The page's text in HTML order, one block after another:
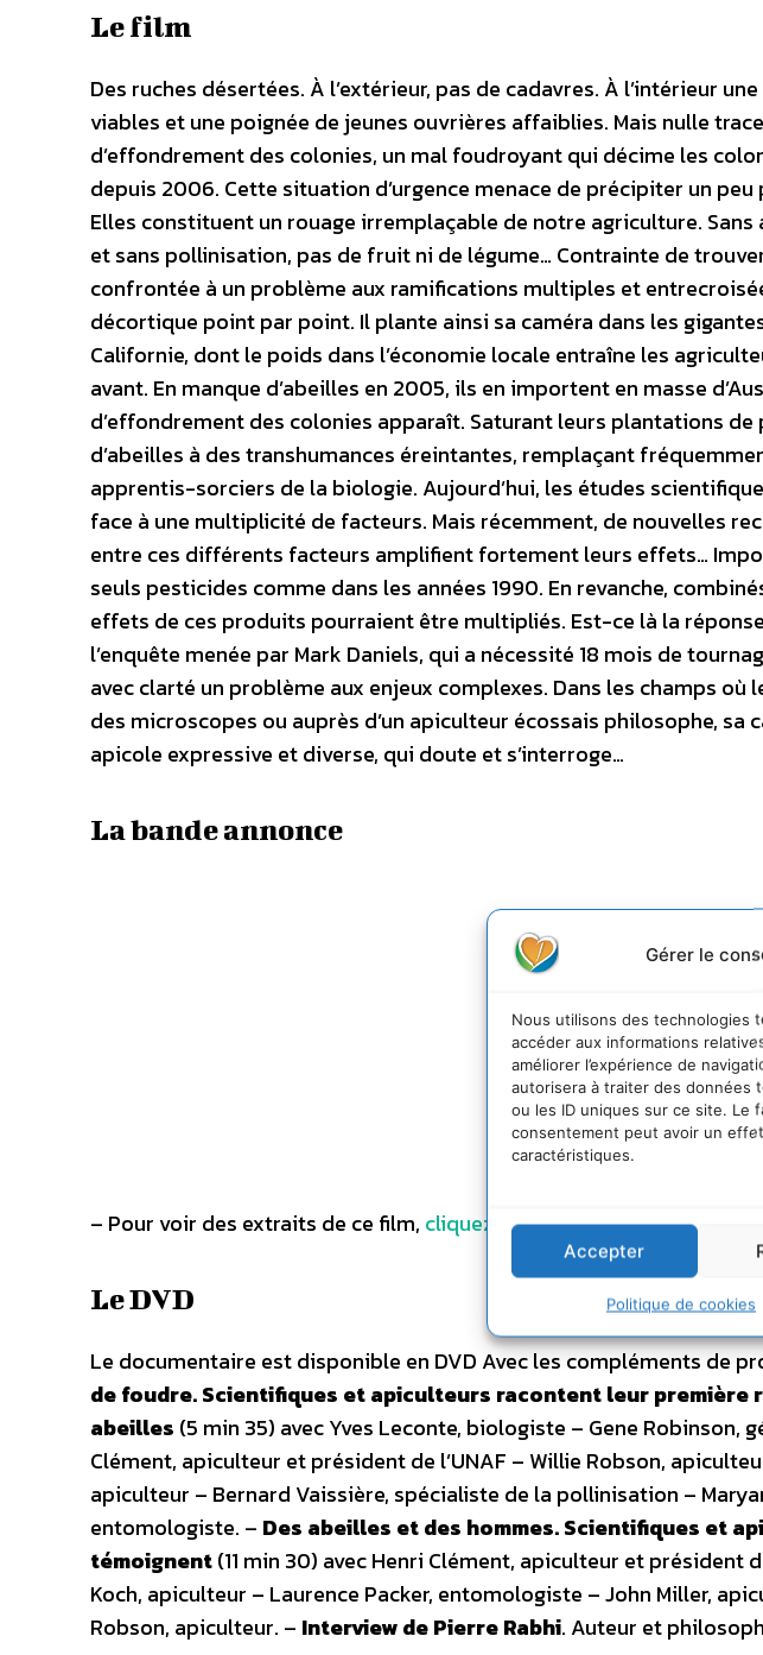
Gérer le
Nous utilisons des technologies
accéder aux informations
améliorer l’expérience de
autorisera à traiter des données
ou les ID uniques sur ce site. Le
consentement peut avoir un
caractéristiques.
Accepter
Politique de cookies
Le film
Des ruches désertées. À l’extérieur, pas de cadavres. À l’intérieur
viables et une poignée de jeunes ouvrières affaiblies. Mais nulle
d’effondrement des colonies, un mal foudroyant qui décime les
depuis 2006. Cette situation d’urgence menace de précipiter un
Elles constituent un rouage irremplaçable de notre agriculture.
et sans pollinisation, pas de fruit ni de légume… Contrainte de
confrontée à un problème aux ramifications multiples et
décortique point par point. Il plante ainsi sa caméra dans les
Californie, dont le poids dans l’économie locale entraîne les
avant. En manque d’abeilles en 2005, ils en importent en masse
d’effondrement des colonies apparaît. Saturant leurs plantations
d’abeilles à des transhumances éreintantes, remplaçant
apprentis-sorciers de la biologie. Aujourd’hui, les études
face à une multiplicité de facteurs. Mais récemment, de nouvelles
entre ces différents facteurs amplifient fortement leurs effets…
seuls pesticides comme dans les années 1990. En revanche,
effets de ces produits pourraient être multipliés. Est-ce là la
l’enquête menée par Mark Daniels, qui a nécessité 18 mois de
avec clarté un problème aux enjeux complexes. Dans les champs
des microscopes ou auprès d’un apiculteur écossais philosophe, sa
apicole expressive et diverse, qui doute et s’interroge…
La bande annonce
– Pour voir des extraits de ce film, cliquez ici.
Le DVD
Le documentaire est disponible en DVD Avec les compléments de
de foudre. Scientifiques et apiculteurs racontent leur première
abeilles (5 min 35) avec Yves Leconte, biologiste – Gene Robinson,
Clément, apiculteur et président de l’UNAF – Willie Robson,
apiculteur – Bernard Vaissière, spécialiste de la pollinisation –
entomologiste. – Des abeilles et des hommes. Scientifiques et
témoignent(11 min 30) avec Henri Clément, apiculteur et président
Koch, apiculteur – Laurence Packer, entomologiste – John Miller,
Robson, apiculteur. – Interview de Pierre Rabhi. Auteur et